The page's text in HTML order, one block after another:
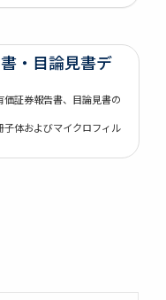
・目論見書デ
証券報告書、目論見書の
体およびマイクロフィル